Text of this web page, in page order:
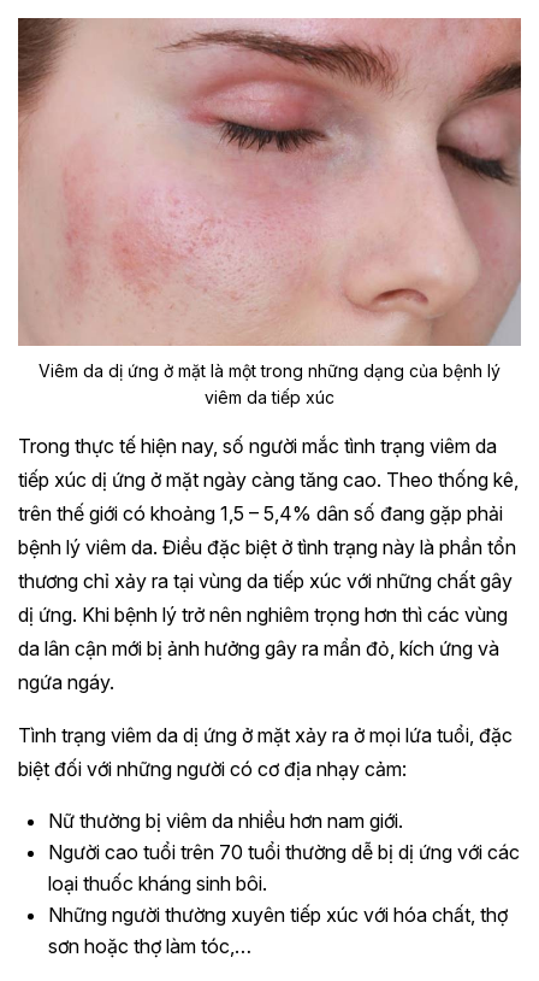
Viêm da dị ứng ở mặt là một trong những dạng của bệnh lý
viêm da tiếp xúc
Trong thực tế hiện nay, số người mắc tình trạng viêm da
tiếp xúc dị ứng ở mặt ngày càng tăng cao. Theo thống kê,
trên thế giới có khoảng 1,5 – 5,4% dân số đang gặp phải
bệnh lý viêm da. Điều đặc biệt ở tình trạng này là phần tổn
thương chỉ xảy ra tại vùng da tiếp xúc với những chất gây
dị ứng. Khi bệnh lý trở nên nghiêm trọng hơn thì các vùng
da lân cận mới bị ảnh hưởng gây ra mẩn đỏ, kích ứng và
ngứa ngáy.
Tình trạng viêm da dị ứng ở mặt xảy ra ở mọi lứa tuổi, đặc
biệt đối với những người có cơ địa nhạy cảm:
Nữ thường bị viêm da nhiều hơn nam giới.
Người cao tuổi trên 70 tuổi thường dễ bị dị ứng với các
loại thuốc kháng sinh bôi.
Những người thường xuyên tiếp xúc với hóa chất, thợ
sơn hoặc thợ làm tóc,…